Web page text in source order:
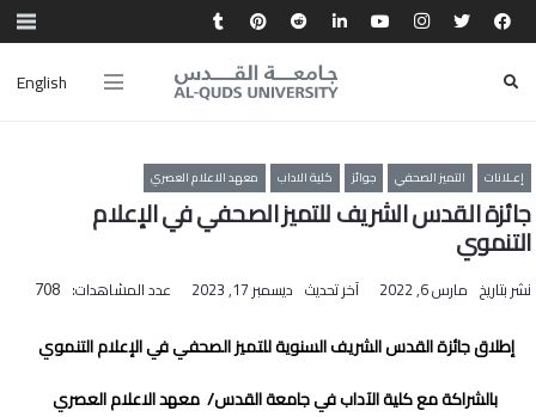
English
إعـلانات التميز الصحفي جوائز كلية الاداب معهد الاعلام العصري
جائزة القدس الشريف للتميز الصحفي في الإعلام
التنموي
نشر بتاريخ مارس 6, 2022 آخر تحديث ديسمبر 17, 2023 عدد المشاهدات: 708
إطلاق جائزة القدس الشريف السنوية للتميز الصحفي في الإعلام التنموي
بالشراكة مع كلية الآداب في جامعة القدس/ معهد الاعلام العصري